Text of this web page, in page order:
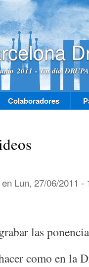
2011 - Un dia
Colaboradores
en Lun, 27/06/2011 -
las
como en la